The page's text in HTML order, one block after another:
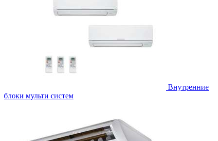
Внутренние
блоки мульти систем